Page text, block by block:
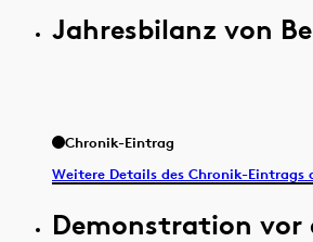
Jahresbilanz von
Chronik-Eintrag
Weitere Details des Chronik-Eintrags
Demonstration vor